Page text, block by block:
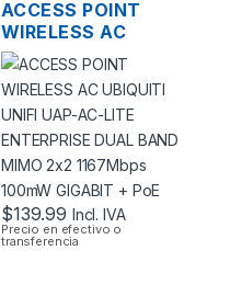
ACCESS POINT
WIRELESS AC
UBIQUITI UNIFI UAP-
AC-LITE ENTERPRISE
DUAL BAND MIMO
2×2 1167MBPS
100MW GIGABIT +
POE
$139.99 Incl. IVA
Precio en efectivo o
transferencia